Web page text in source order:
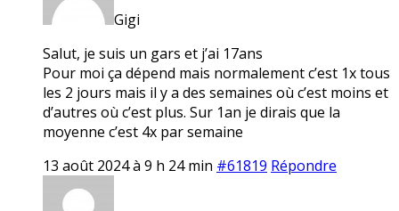
Gigi
Salut, je suis un gars et j’ai 17ans
Pour moi ça dépend mais normalement c’est 1x tous
les 2 jours mais il y a des semaines où c’est moins et
d’autres où c’est plus. Sur 1an je dirais que la
moyenne c’est 4x par semaine
13 août 2024 à 9 h 24 min #61819 Répondre